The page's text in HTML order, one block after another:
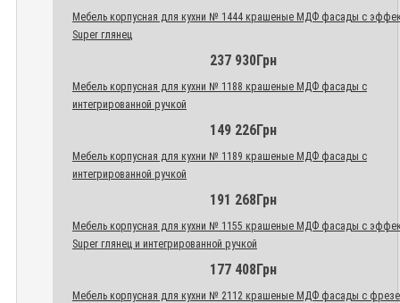
Мебель корпусная для кухни № 1444 крашеные МДФ фасады с
Super глянец
237 930Грн
Мебель корпусная для кухни № 1188 крашеные МДФ фасады с
интегрированной ручкой
149 226Грн
Мебель корпусная для кухни № 1189 крашеные МДФ фасады с
интегрированной ручкой
191 268Грн
Мебель корпусная для кухни № 1155 крашеные МДФ фасады с
Super глянец и интегрированной ручкой
177 408Грн
Мебель корпусная для кухни № 2112 крашеные МДФ фасады с